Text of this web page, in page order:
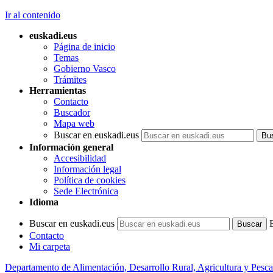
Ir al contenido
euskadi.eus
Página de inicio
Temas
Gobierno Vasco
Trámites
Herramientas
Contacto
Buscador
Mapa web
Buscar en euskadi.eus
Información general
Accesibilidad
Información legal
Política de cookies
Sede Electrónica
Idioma
Buscar en euskadi.eus
Contacto
Mi carpeta
Departamento de Alimentación, Desarrollo Rural, Agricultura y Pesca